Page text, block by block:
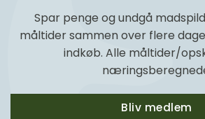
Spar penge og undgå
måltider sammen over flere
indkøb. Alle måltider/
Bliv medlem